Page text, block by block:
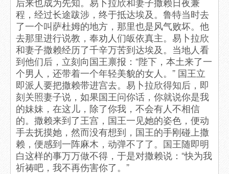
程，经过长途跋涉，终于抵达埃及。鲁特当时去
了一个叫萨杜姆的地方，那里也是风气败坏。他
去那里进行说教，奉劝人们皈依真主。易卜拉欣
和妻子撒赖经历了千辛万苦到达埃及。当地人看
到他们后，立刻向国王禀报：“陛下，本土来了一
个男人，还带着一个年轻美貌的女人。” 国王立
即派人要把撒赖带进宫去。易卜拉欣得知后，即
刻关照妻子说，如果国王问你话，你就说你是我
的妹妹，在这儿，除了你我，不会有人不相信
的。撒赖来到了王宫，国王一见她的姿色，便动
手去抚摸她，然而没有想到，国王的手刚碰上撒
赖，便感到一阵麻木，动弹不了了。国王随即明
白这样的事万万做不得，于是对撒赖说：“快为我
祈祷吧，我不再伤害你了。”